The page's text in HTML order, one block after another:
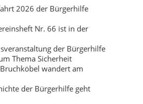
2026 der Bürgerhilfe
Nr. 66 ist in der
der Bürgerhilfe
Thema Sicherheit
wandert am
der Bürgerhilfe geht